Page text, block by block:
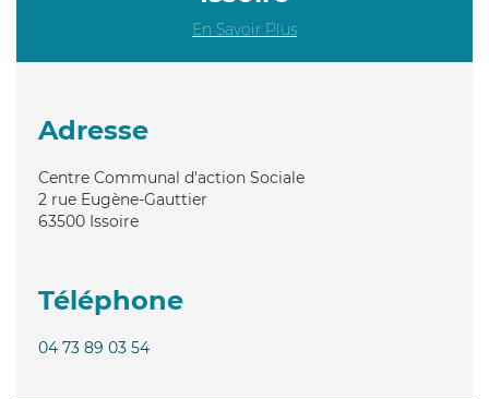
En Savoir Plus
Adresse
Centre Communal d'action Sociale
2 rue Eugène-Gauttier
63500 Issoire
Téléphone
04 73 89 03 54